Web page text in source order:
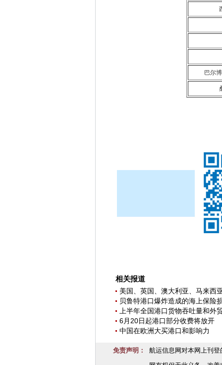
巴尔
相关报道
美国、英国、澳大利亚、马来西
贝鲁特港口爆炸造成的海上保险
上半年全国港口货物吞吐量和外
6月20日起港口部分收费将放开
中国在欧洲大买港口和影响力
免责声明：
航运信息网对本网上刊